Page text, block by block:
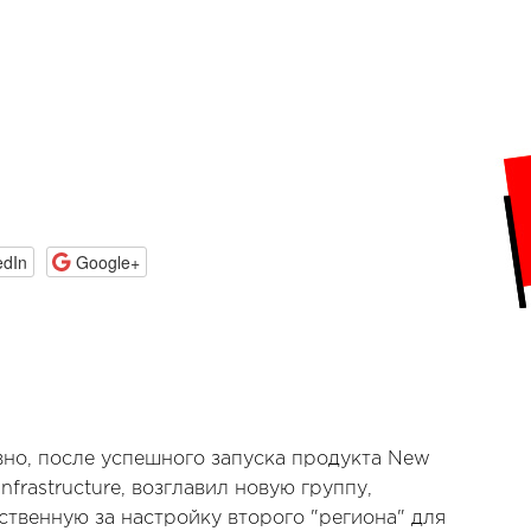
Google+
после успешного запуска продукта New
возглавил новую группу,
за настройку второго "региона" для